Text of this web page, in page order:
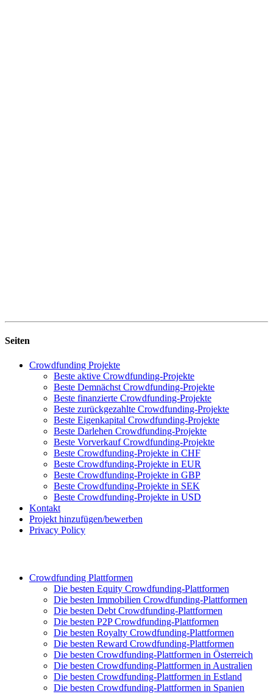
Seiten
Crowdfunding Projekte
Beste aktive Crowdfunding-Projekte
Beste Demnächst Crowdfunding-Projekte
Beste finanzierte Crowdfunding-Projekte
Beste zurückgezahlte Crowdfunding-Projekte
Beste Eigenkapital Crowdfunding-Projekte
Beste Darlehen Crowdfunding-Projekte
Beste Vorverkauf Crowdfunding-Projekte
Beste Crowdfunding-Projekte in CHF
Beste Crowdfunding-Projekte in EUR
Beste Crowdfunding-Projekte in GBP
Beste Crowdfunding-Projekte in SEK
Beste Crowdfunding-Projekte in USD
Kontakt
Projekt hinzufügen/bewerben
Privacy Policy
Crowdfunding Plattformen
Die besten Equity Crowdfunding-Plattformen
Die besten Immobilien Crowdfunding-Plattformen
Die besten Debt Crowdfunding-Plattformen
Die besten P2P Crowdfunding-Plattformen
Die besten Royalty Crowdfunding-Plattformen
Die besten Reward Crowdfunding-Plattformen
Die besten Crowdfunding-Plattformen in Österreich
Die besten Crowdfunding-Plattformen in Australien
Die besten Crowdfunding-Plattformen in Estland
Die besten Crowdfunding-Plattformen in Spanien